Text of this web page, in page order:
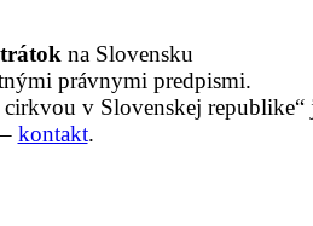
na Slovensku
právnymi predpismi.
v Slovenskej
kontakt.